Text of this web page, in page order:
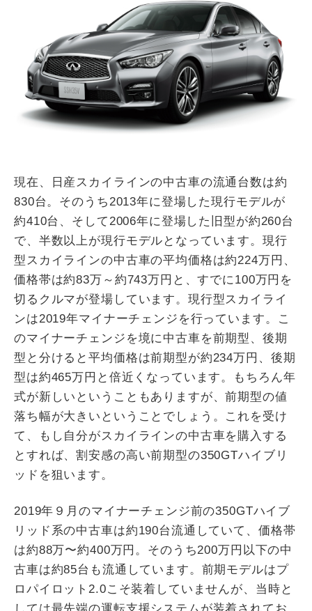
現在、日産スカイラインの中古車の流通台数は約
830台。そのうち2013年に登場した現行モデルが
約410台、そして2006年に登場した旧型が約260台
で、半数以上が現行モデルとなっています。現行
型スカイラインの中古車の平均価格は約224万円、
価格帯は約83万～約743万円と、すでに100万円を
切るクルマが登場しています。現行型スカイライ
ンは2019年マイナーチェンジを行っています。こ
のマイナーチェンジを境に中古車を前期型、後期
型と分けると平均価格は前期型が約234万円、後期
型は約465万円と倍近くなっています。もちろん年
式が新しいということもありますが、前期型の値
落ち幅が大きいということでしょう。これを受け
て、もし自分がスカイラインの中古車を購入する
とすれば、割安感の高い前期型の350GTハイブリ
ッドを狙います。
2019年９月のマイナーチェンジ前の350GTハイブ
リッド系の中古車は約190台流通していて、価格帯
は約88万〜約400万円。そのうち200万円以下の中
古車は約85台も流通しています。前期モデルはプ
ロパイロット2.0こそ装着していませんが、当時と